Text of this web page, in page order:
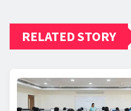
RELATED STORY